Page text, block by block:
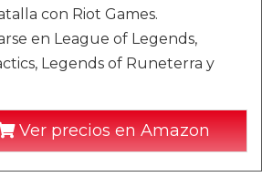
con Riot Games.
en League of Legends,
Legends of Runeterra y
Ver precios en Amazon